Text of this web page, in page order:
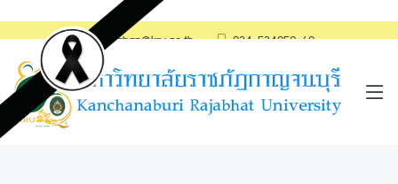
saraban@kru.ac.th 034-534059-60